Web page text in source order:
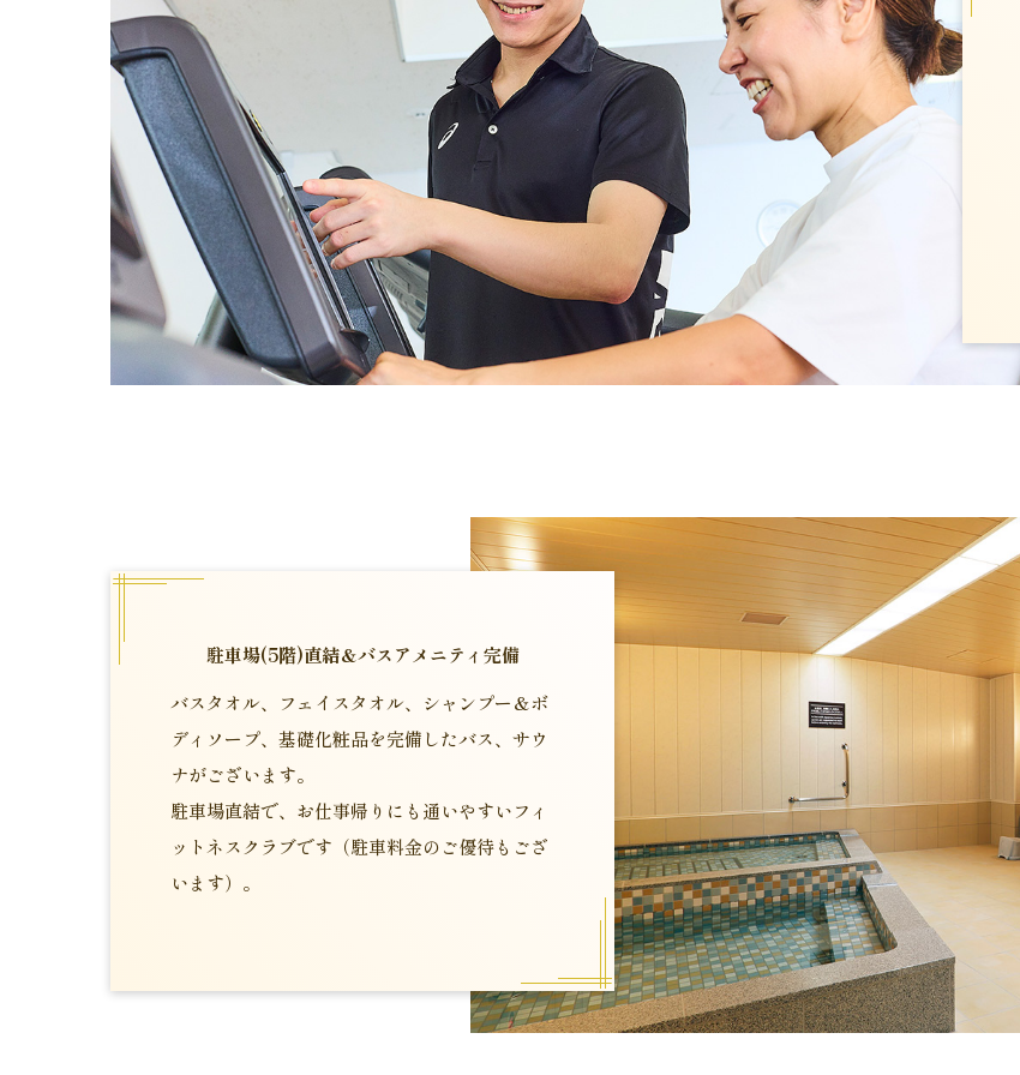
駐車場(5階)直結＆バスアメニティ完備
バスタオル、フェイスタオル、シャンプー＆ボ
ディソープ、基礎化粧品を完備したバス、サウ
ナがございます。
駐車場直結で、お仕事帰りにも通いやすいフィ
ットネスクラブです（駐車料金のご優待もござ
います）。